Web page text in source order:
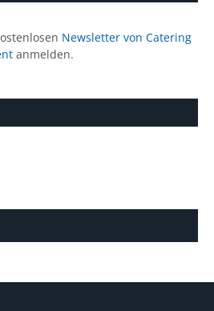
Newsletter von Catering
anmelden.